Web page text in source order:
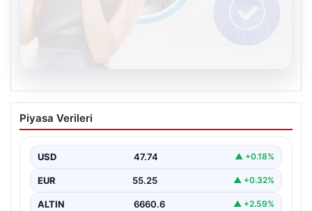
Kelebek chat adresi İle Sanal İletişimin
Güvenli Adresi Ve Chat Deneyimi
kurması ciddi bir değer barındırmaktadır. Günümüzde
birçok…
Piyasa Verileri
USD 47.74 ▲ +0.18%
EUR 55.25 ▲ +0.32%
ALTIN 6660.6 ▲ +2.59%